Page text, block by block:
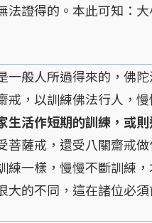
證得的。本此可知：
般人所過得來的，佛陀
，以訓練佛法行人，
生活作短期的訓練，或
菩薩戒，還受八關齋戒
一樣，慢慢不斷訓練
的不同，這在諸位必須